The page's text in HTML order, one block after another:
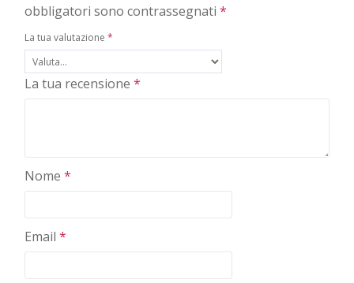
obbligatori sono contrassegnati *
La tua valutazione *
La tua recensione *
Nome *
Email *